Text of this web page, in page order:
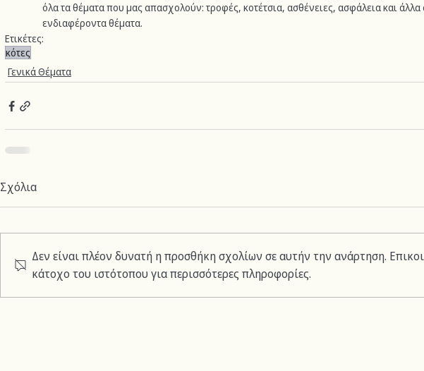
όλα τα θέματα που μας απασχολούν: τροφές, κοτέτσια, ασθένειες, ασφάλεια και άλλα
ενδιαφέροντα θέματα.
Ετικέτες:
κότες
Γενικά Θέματα
Σχόλια
Δεν είναι πλέον δυνατή η προσθήκη σχολίων σε αυτήν την ανάρτηση.
κάτοχο του ιστότοπου για περισσότερες πληροφορίες.